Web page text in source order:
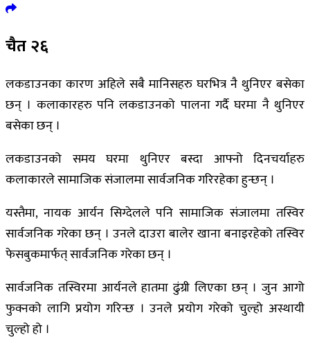
चैत २६
लकडाउनका कारण अहिले सबै मानिसहरु घरभित्र नै थुनिएर बसेका
छन् । कलाकारहरु पनि लकडाउनको पालना गर्दै घरमा नै थुनिएर
बसेका छन् ।
लकडाउनको समय घरमा थुनिएर बस्दा आफ्नो दिनचर्याहरु
कलाकारले सामाजिक संजालमा सार्वजनिक गरिरहेका हुन्छन् ।
यस्तैमा, नायक आर्यन सिग्देलले पनि सामाजिक संजालमा तस्विर
सार्वजनिक गरेका छन् । उनले दाउरा बालेर खाना बनाइरहेको तस्विर
फेसबुकमार्फत् सार्वजनिक गरेका छन् ।
सार्वजनिक तस्विरमा आर्यनले हातमा ढुंग्री लिएका छन् । जुन आगो
फुक्नको लागि प्रयोग गरिन्छ । उनले प्रयोग गरेको चुल्हो अस्थायी
चुल्हो हो ।